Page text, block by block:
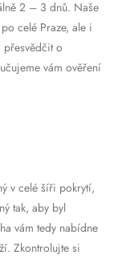
2 – 3 dnů. Naše
celé Praze, ale i
přesvědčit o
vám ověření
v celé šíři pokrytí,
tak, aby byl
vám tedy nabídne
Zkontrolujte si